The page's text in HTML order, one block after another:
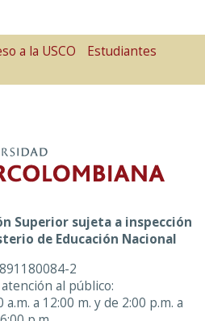
a la USCO
Estudiantes
Superior sujeta a inspección
de Educación Nacional
2
al público:
a 12:00 m. y de 2:00 p.m. a